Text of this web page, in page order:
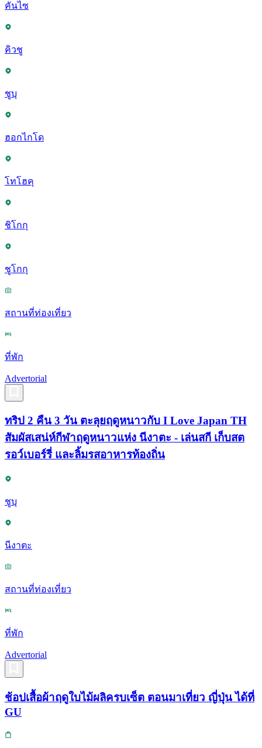
คันไซ
คิวชู
ชูบุ
ฮอกไกโด
โทโฮคุ
ชิโกกุ
ชูโกกุ
สถานที่ท่องเที่ยว
ที่พัก
Advertorial
ทริป 2 คืน 3 วัน ตะลุยฤดูหนาวกับ I Love Japan TH
สัมผัสเสน่ห์กีฬาฤดูหนาวแห่ง นีงาตะ - เล่นสกี เก็บสต
รอว์เบอร์รี่ และลิ้มรสอาหารท้องถิ่น
ชูบุ
นีงาตะ
สถานที่ท่องเที่ยว
ที่พัก
Advertorial
ช้อปเสื้อผ้าฤดูใบไม้ผลิครบเซ็ต ตอนมาเที่ยว ญี่ปุ่น ได้ที่
GU